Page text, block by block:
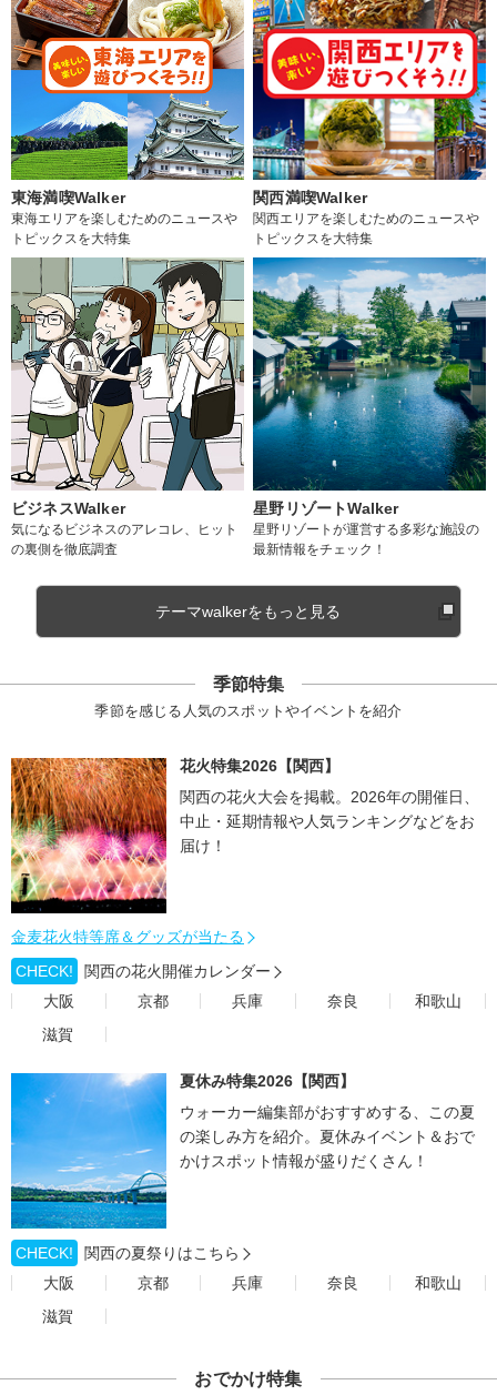
東海満喫Walker
東海エリアを楽しむためのニュースや
トピックスを大特集
関西満喫Walker
関西エリアを楽しむためのニュースや
トピックスを大特集
ビジネスWalker
気になるビジネスのアレコレ、ヒット
の裏側を徹底調査
星野リゾートWalker
星野リゾートが運営する多彩な施設の
最新情報をチェック！
テーマwalkerをもっと見る
季節特集
季節を感じる人気のスポットやイベントを紹介
花火特集2026【関西】
関西の花火大会を掲載。2026年の開催日、
中止・延期情報や人気ランキングなどをお
届け！
金麦花火特等席＆グッズが当たる
CHECK!
関西の花火開催カレンダー
大阪
京都 兵庫 奈良
和歌山
滋賀
夏休み特集2026【関西】
ウォーカー編集部がおすすめする、この夏
の楽しみ方を紹介。夏休みイベント＆おで
かけスポット情報が盛りだくさん！
CHECK!
関西の夏祭りはこちら
大阪
京都 兵庫 奈良
和歌山
滋賀
おでかけ特集